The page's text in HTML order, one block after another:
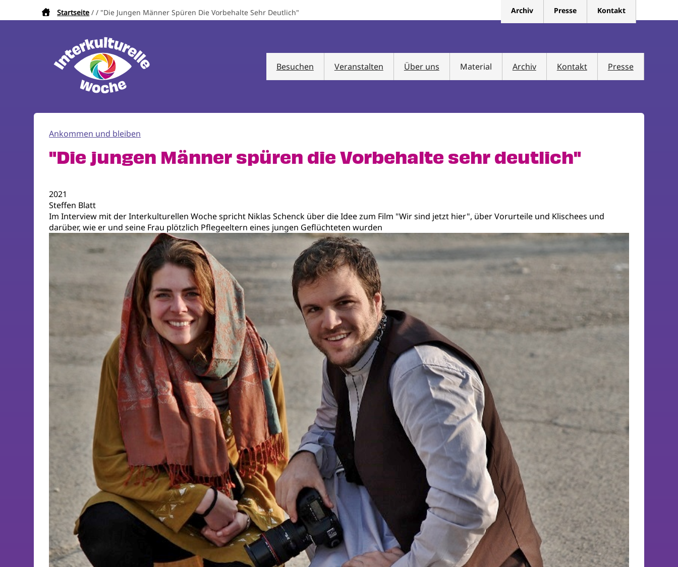
Pfadnavigation
Startseite "Die Jungen Männer Spüren Die Vorbehalte Sehr Deutlich" Archiv Presse Kontakt
Besuchen Veranstalten Über uns Material Archiv Kontakt Presse
Ankommen und bleiben
"Die jungen Männer spüren die Vorbehalte sehr deutlich"
2021
Steffen Blatt
Im Interview mit der Interkulturellen Woche spricht Niklas Schenck über die Idee zum Film "Wir sind jetzt hier", über Vorurteile und Klischees und
darüber, wie er und seine Frau plötzlich Pflegeeltern eines jungen Geflüchteten wurden